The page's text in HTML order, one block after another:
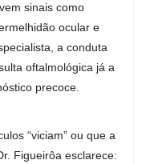
sinais como
ocular e
a conduta
oftalmológica já a
precoce.
“viciam” ou que a
Figueirôa esclarece: